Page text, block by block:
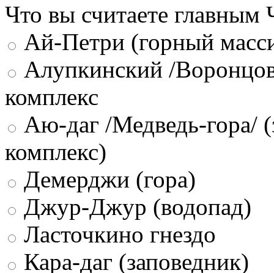
Что вы считаете
Ай-Петри (горный
Алупкинский /
комплекс
Аю-даг /Медведь-гора/
комплекс)
Демерджи (гора)
Джур-Джур (водопад)
Ласточкино гнездо
Кара-даг (заповедник)